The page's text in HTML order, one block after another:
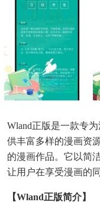
Wland正版是一款专
供丰富多样的漫画资
的漫画作品。它以简
让用户在享受漫画的
【wland正版简介】